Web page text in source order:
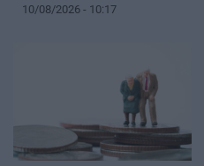
10/08/2026 - 10:17